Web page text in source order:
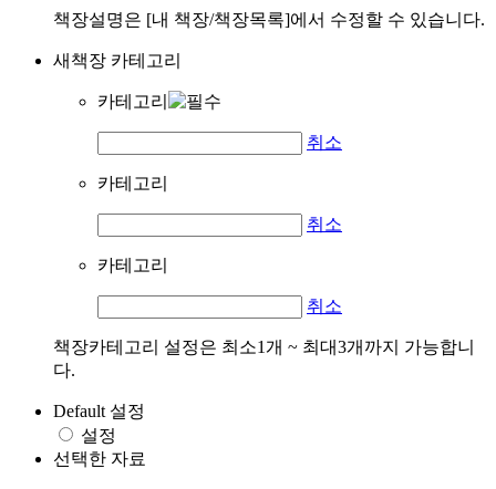
책장설명은 [내 책장/책장목록]에서 수정할 수 있습니다.
새책장 카테고리
카테고리
취소
카테고리
취소
카테고리
취소
책장카테고리 설정은 최소1개 ~ 최대3개까지 가능합니
다.
Default 설정
설정
선택한 자료